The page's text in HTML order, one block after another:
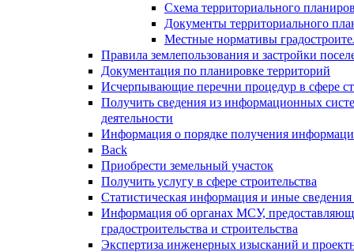
Схема территориального
Документы территориального
Местные нормативы
Правила землепользования и застройки
Документация по планировке территорий
Исчерпывающие перечни процедур в сфере
Получить сведения из информационных
деятельности
Информация о порядке получения
Back
Приобрести земельный участок
Получить услугу в сфере строительства
Статистическая информация и иные сведения
Информация об органах МСУ,
градостроительства и строительства
Экспертиза инженерных изысканий и